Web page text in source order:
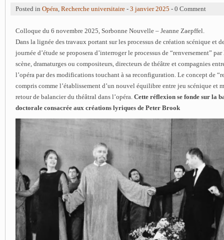
Posted in Opéra, Recherche universitaire - 3 janvier 2025 - 0 Comment
Colloque du 6 novembre 2025, Sorbonne Nouvelle – Jeanne Zaepffel.
Dans la lignée des travaux portant sur les processus de création scénique et
journée d’étude se proposera d’interroger le processus de “renversement”
scène, dramaturges ou compositeurs, directeurs de théâtre et compagnies
l’opéra par des modifications touchant à sa reconfiguration. Le concept de
compris comme l’établissement d’un nouvel équilibre entre jeu scénique et
retour de balancier du théâtral dans l’opéra. Cette réflexion se fonde sur la
doctorale consacrée aux créations lyriques de Peter Brook